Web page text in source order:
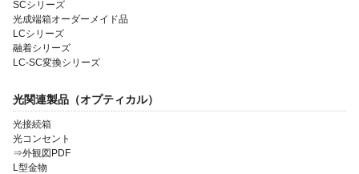
SCシリーズ
光成端箱オーダーメイド品
LCシリーズ
融着シリーズ
LC-SC変換シリーズ
光関連製品（オプティカル）
光接続箱
光コンセント
⇒外観図PDF
L型金物